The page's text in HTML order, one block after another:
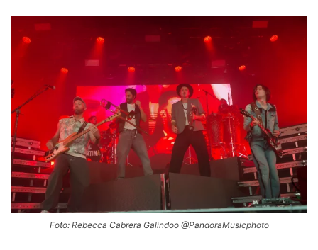
Foto: Rebecca Cabrera Galindoo @PandoraMusicphoto